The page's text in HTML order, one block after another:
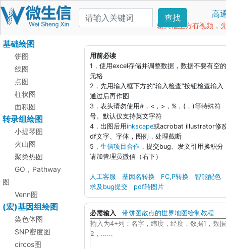
查找 高
输入框上方有视频，
基础绘图
饼图
线图
点图
柱状图
面积图
转录组绘图
小提琴图
火山图
聚类热图
GO，Pathway
图
Venn图
(宏)基因组绘图
染色体图
SNP密度图
circos图
用前必读
1，使用excel存储并调整数据，数据不要有空
元格
2，先用输入框下方的“输入检查”按钮检查输入
通过后再作图
3，表头请勿使用#，<，>，%，(，)等特殊符
号。默认仅支持英文字符
4，出图后用inkscape或acrobat illustrator修
df文字、字体，图例，处理截断
5， 生信项目合作 ，提交bug、发文引用换积分
请加管理员微信（右下）
人工客服 基因名转换 FC,P转换
智能配色
求及bug提交
pdf转图片
必需输入 带饼图散点的世界地图绘制教程